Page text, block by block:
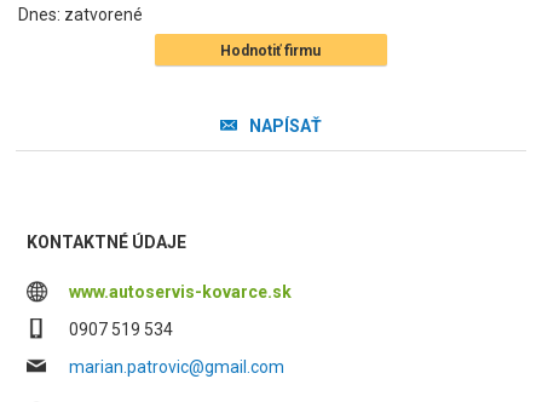
Dnes: zatvorené
Hodnotiť firmu
NAPÍSAŤ
KONTAKTNÉ ÚDAJE
www.autoservis-kovarce.sk
0907 519 534
marian.patrovic@gmail.com